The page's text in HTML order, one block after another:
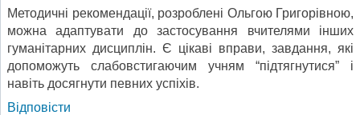
Методичні рекомендації, розроблені Ольгою Григорівною,
можна адаптувати до застосування вчителями інших
гуманітарних дисциплін. Є цікаві вправи, завдання, які
допоможуть слабовстигаючим учням “підтягнутися” і
навіть досягнути певних успіхів.
Відповіcти